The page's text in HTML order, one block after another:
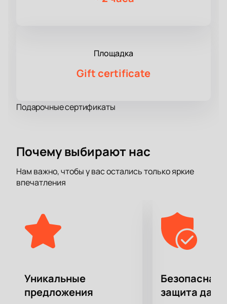
Площадка
Gift certificate
Подарочные сертификаты
Почему выбирают нас
Нам важно, чтобы у вас остались только яркие
впечатления
Уникальные
предложения
Безопасная
защита